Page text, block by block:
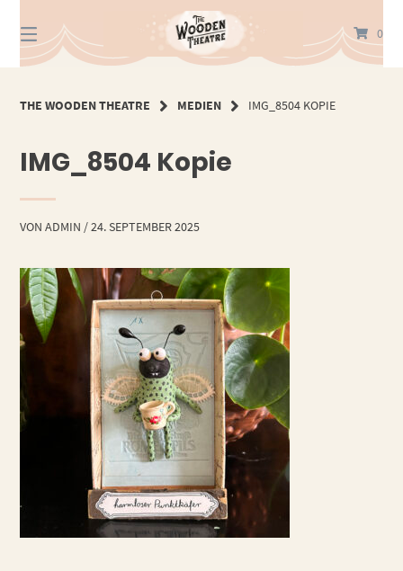
zum
Inhalt
0
THE WOODEN THEATRE MEDIEN IMG_8504 KOPIE
IMG_8504 Kopie
VONADMIN /24. SEPTEMBER 2025